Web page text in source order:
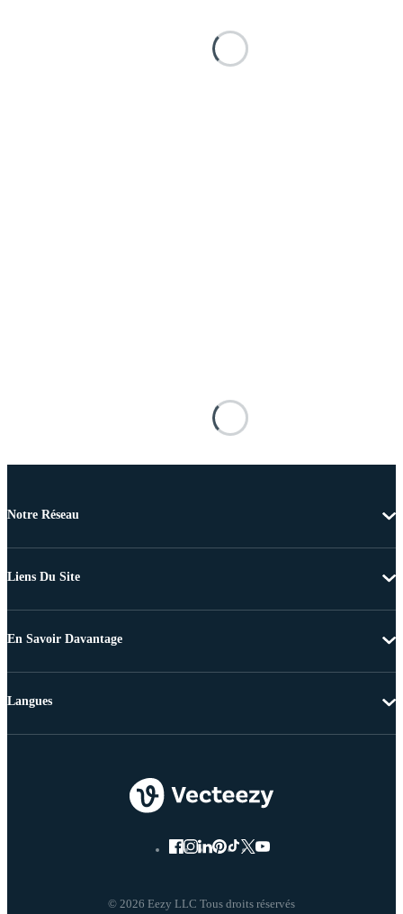
Notre Réseau
Liens Du Site
En Savoir Davantage
© 2026 Eezy LLC Tous droits réservés
Langues